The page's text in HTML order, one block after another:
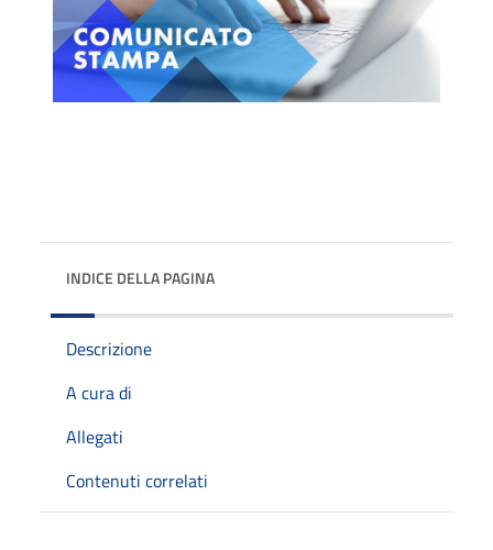
INDICE DELLA PAGINA
Descrizione
A cura di
Allegati
Contenuti correlati